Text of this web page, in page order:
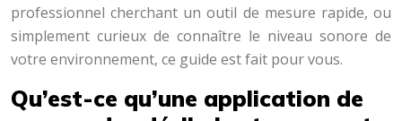
professionnel cherchant un outil de mesure rapide, ou
simplement curieux de connaître le niveau sonore de
votre environnement, ce guide est fait pour vous.
Qu’est-ce qu’une application de